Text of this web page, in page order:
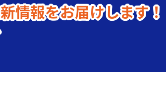
情報をお届けします！